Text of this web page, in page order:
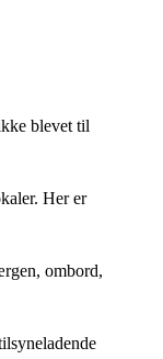
blevet til
Her er
ombord,